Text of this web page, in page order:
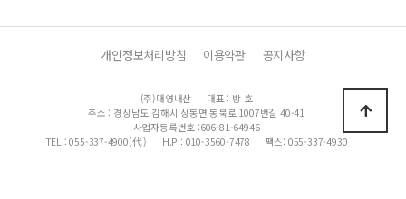
개인정보처리방침 이용약관 공지사항
(주)대영내산
대표 : 방 호
주소 : 경상남도 김해시 상동면 동북로 1007번길 40-41
사업자등록번호 :606-81-64946
TEL : 055-337-4900(代 )
H.P : 010-3560-7478
팩스: 055-337-4930